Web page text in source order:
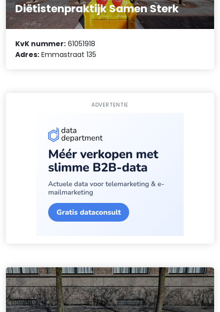
Diëtistenpraktijk Samen Sterk
KvK nummer: 61051918
Adres: Emmastraat 135
ADVERTENTIE